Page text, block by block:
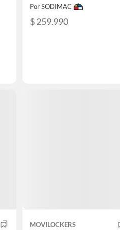
Por SODIMAC
$ 259.990
MOVILOCKERS